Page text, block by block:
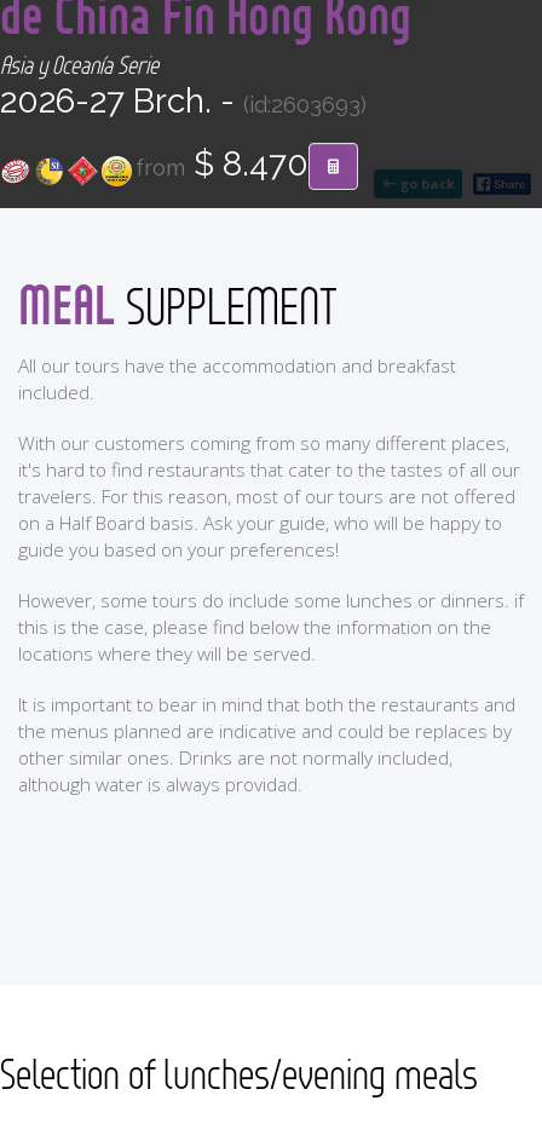
CONTACT
go back
de China Fin Hong Kong
Asia y Oceanía Serie
2026-27 Brch. - (id:2603693)
from $ 8.470
MEALSUPPLEMENT
All our tours have the accommodation and breakfast
included.
With our customers coming from so many different places,
it's hard to find restaurants that cater to the tastes of all our
travelers. For this reason, most of our tours are not offered
on a Half Board basis. Ask your guide, who will be happy to
guide you based on your preferences!
However, some tours do include some lunches or dinners. if
this is the case, please find below the information on the
locations where they will be served.
It is important to bear in mind that both the restaurants and
the menus planned are indicative and could be replaces by
other similar ones. Drinks are not normally included,
although water is always providad.
Selection of lunches/evening meals